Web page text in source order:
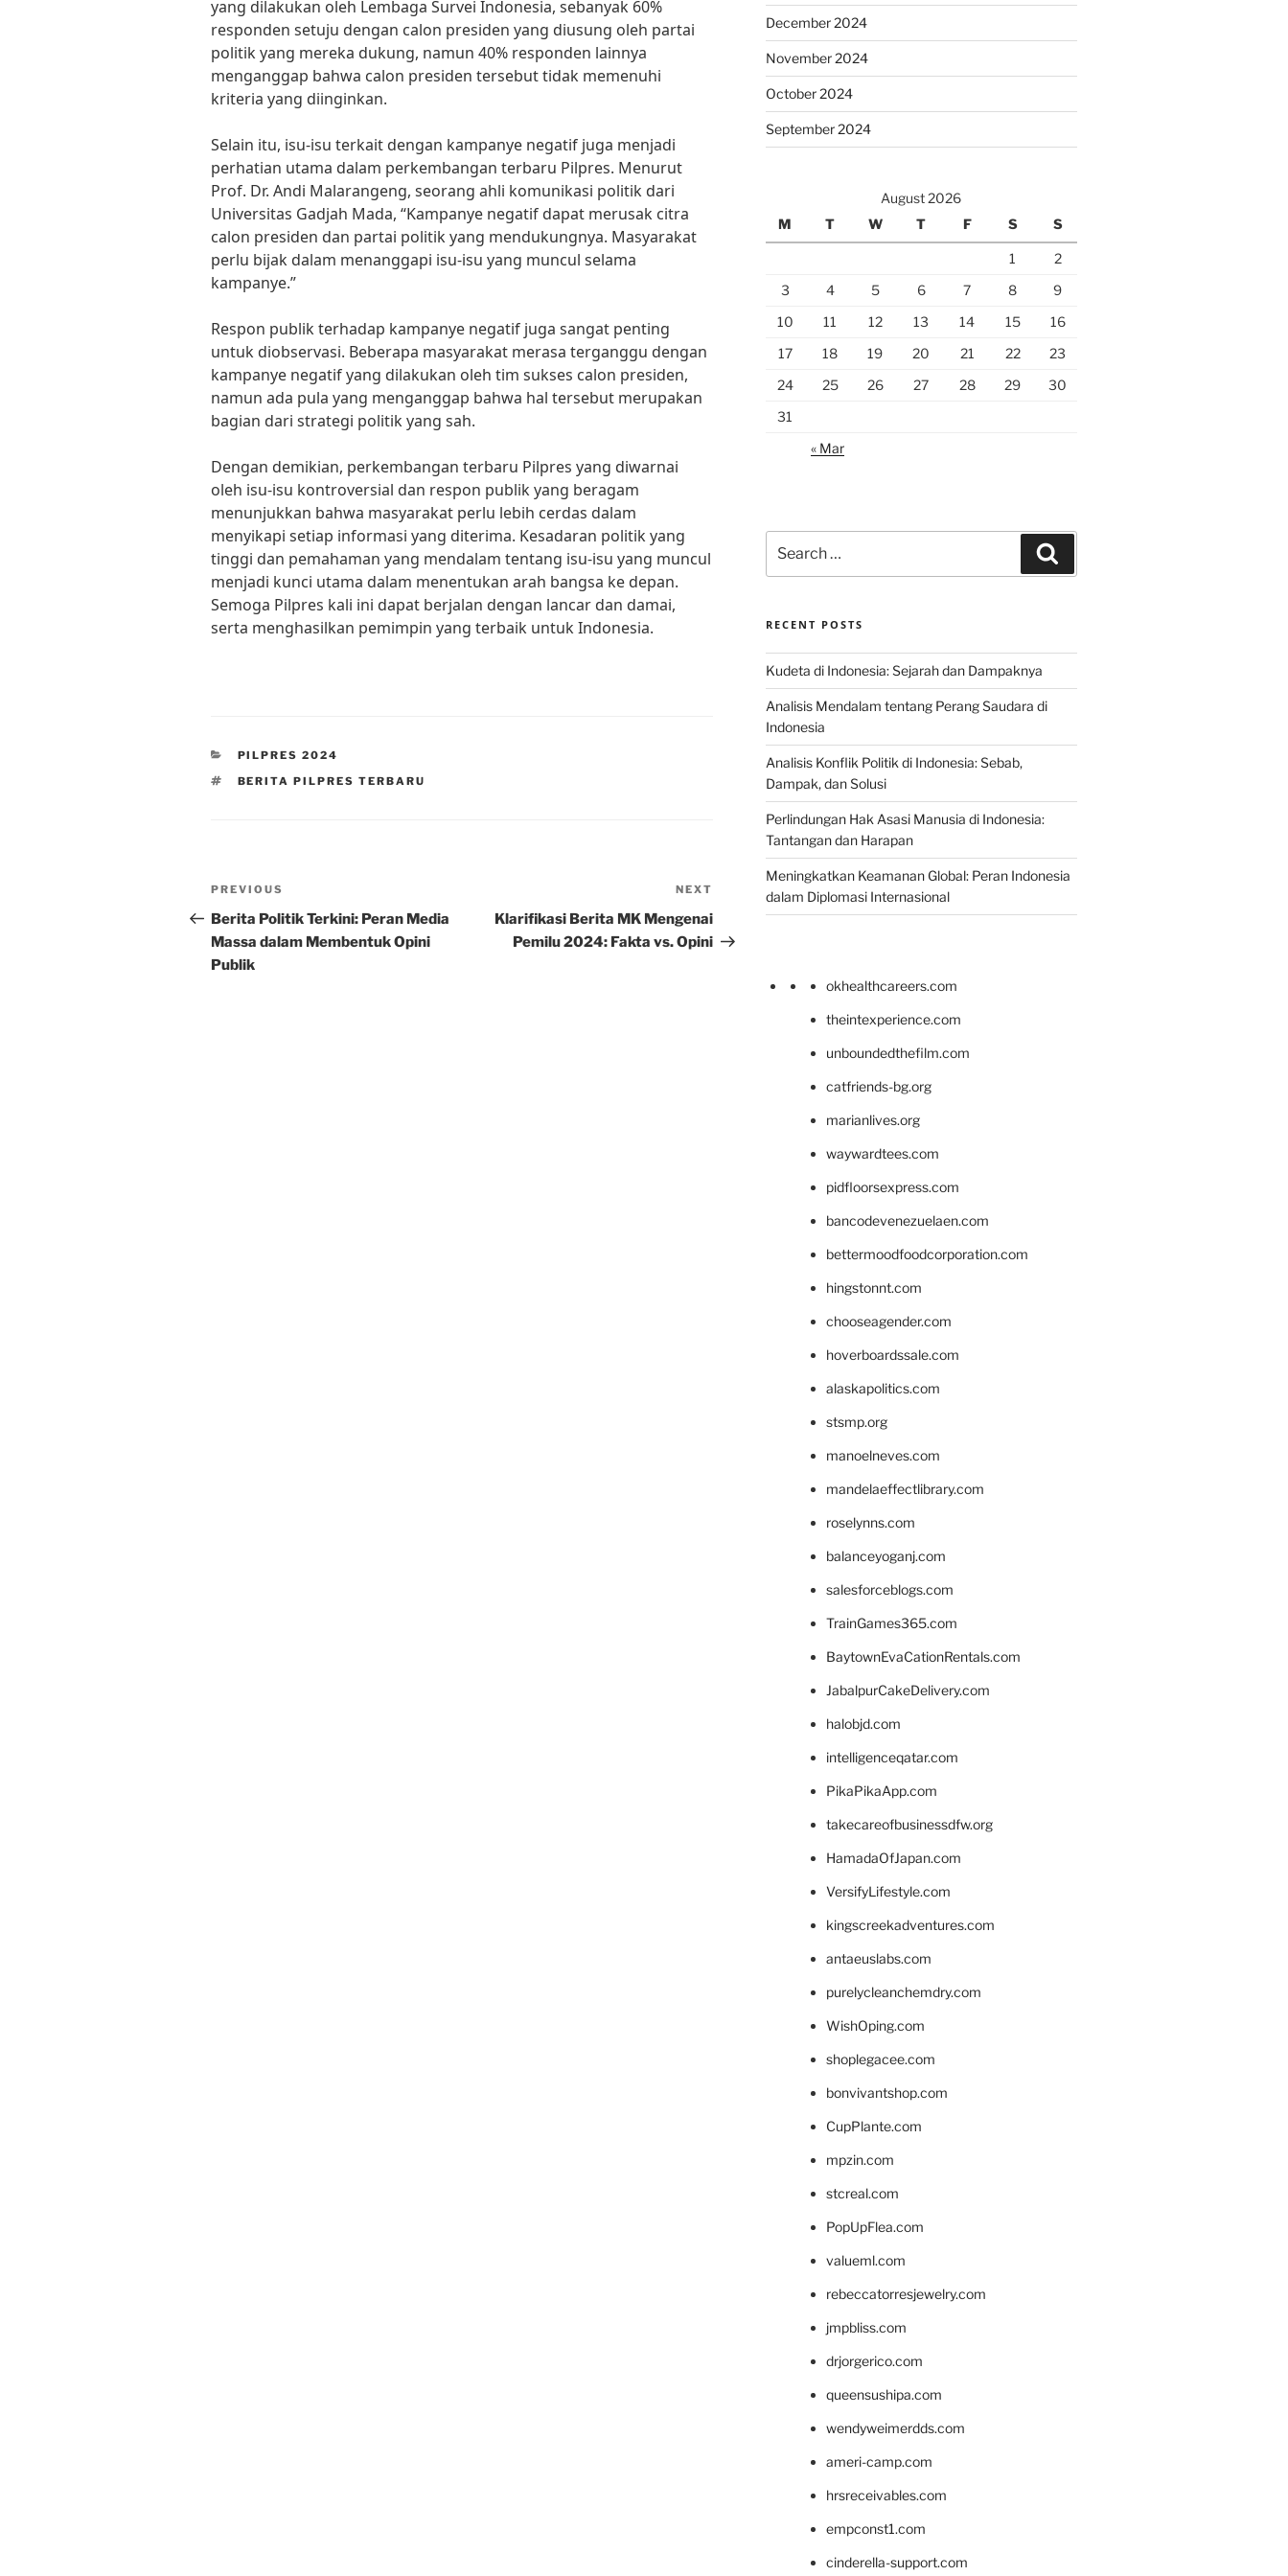
yang dilakukan oleh Lembaga Survei Indonesia, sebanyak 60%
responden setuju dengan calon presiden yang diusung oleh partai
politik yang mereka dukung, namun 40% responden lainnya
menganggap bahwa calon presiden tersebut tidak memenuhi
kriteria yang diinginkan.
Selain itu, isu-isu terkait dengan kampanye negatif juga menjadi
perhatian utama dalam perkembangan terbaru Pilpres. Menurut
Prof. Dr. Andi Malarangeng, seorang ahli komunikasi politik dari
Universitas Gadjah Mada, “Kampanye negatif dapat merusak citra
calon presiden dan partai politik yang mendukungnya. Masyarakat
perlu bijak dalam menanggapi isu-isu yang muncul selama
kampanye.”
Respon publik terhadap kampanye negatif juga sangat penting
untuk diobservasi. Beberapa masyarakat merasa terganggu dengan
kampanye negatif yang dilakukan oleh tim sukses calon presiden,
namun ada pula yang menganggap bahwa hal tersebut merupakan
bagian dari strategi politik yang sah.
Dengan demikian, perkembangan terbaru Pilpres yang diwarnai
oleh isu-isu kontroversial dan respon publik yang beragam
menunjukkan bahwa masyarakat perlu lebih cerdas dalam
menyikapi setiap informasi yang diterima. Kesadaran politik yang
tinggi dan pemahaman yang mendalam tentang isu-isu yang muncul
menjadi kunci utama dalam menentukan arah bangsa ke depan.
Semoga Pilpres kali ini dapat berjalan dengan lancar dan damai,
serta menghasilkan pemimpin yang terbaik untuk Indonesia.
CATEGORIES
PILPRES 2024
TAGS
BERITA PILPRES TERBARU
Post
navigation
Previous
Post
PREVIOUS
Berita Politik Terkini: Peran Media
Massa dalam Membentuk Opini
Publik
Post
NEXT
Klarifikasi Berita MK Mengenai
Pemilu 2024: Fakta vs. Opini
December 2024
November 2024
October 2024
September 2024
August 2026
M
T W T F S S
1
2
3
4 5 6 7 8
9
10
11 12 13 14 15
16
17
18 19 20 21 22
23
24
25 26 27 28 29
30
31
« Mar
for:
RECENT POSTS
Kudeta di Indonesia: Sejarah dan Dampaknya
Analisis Mendalam tentang Perang Saudara di
Indonesia
Analisis Konflik Politik di Indonesia: Sebab,
Dampak, dan Solusi
Perlindungan Hak Asasi Manusia di Indonesia:
Tantangan dan Harapan
Meningkatkan Keamanan Global: Peran Indonesia
dalam Diplomasi Internasional
okhealthcareers.com
theintexperience.com
unboundedthefilm.com
catfriends-bg.org
marianlives.org
waywardtees.com
pidfloorsexpress.com
bancodevenezuelaen.com
bettermoodfoodcorporation.com
hingstonnt.com
chooseagender.com
hoverboardssale.com
alaskapolitics.com
stsmp.org
manoelneves.com
mandelaeffectlibrary.com
roselynns.com
balanceyoganj.com
salesforceblogs.com
TrainGames365.com
BaytownEvaCationRentals.com
JabalpurCakeDelivery.com
halobjd.com
intelligenceqatar.com
PikaPikaApp.com
takecareofbusinessdfw.org
HamadaOfJapan.com
VersifyLifestyle.com
kingscreekadventures.com
antaeuslabs.com
purelycleanchemdry.com
WishOping.com
shoplegacee.com
bonvivantshop.com
CupPlante.com
mpzin.com
stcreal.com
PopUpFlea.com
valueml.com
rebeccatorresjewelry.com
jmpbliss.com
drjorgerico.com
queensushipa.com
wendyweimerdds.com
ameri-camp.com
hrsreceivables.com
empconst1.com
cinderella-support.com